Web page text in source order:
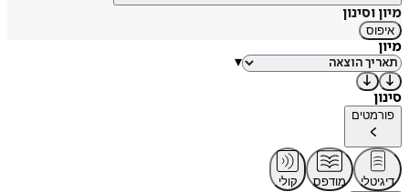
מיון וסינון
איפוס
מיון
▾
סינון
פורמטים
דיגיטלי מודפס
קולי